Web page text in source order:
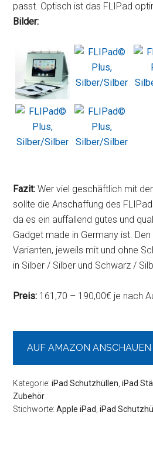
passt. Optisch ist das FLIPad
Bilder:
Fazit: Wer viel geschäftlich mit
sollte die Anschaffung des
da es ein auffallend gutes und
Gadget made in Germany ist.
Varianten, jeweils mit und ohne
in Silber / Silber und Schwarz /
Preis: 161,70 – 190,00€ je nach
AUF AMAZON ANSCHAUEN
Kategorie:iPad Schutzhüllen ,iPad
Zubehör
Stichworte:Apple iPad ,iPad